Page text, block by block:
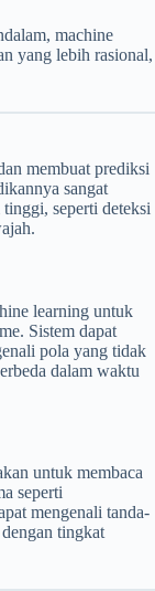
machine
yang lebih rasional,
membuat prediksi
sangat
seperti deteksi
learning untuk
Sistem dapat
pola yang tidak
dalam waktu
untuk membaca
seperti
mengenali tanda-
tingkat